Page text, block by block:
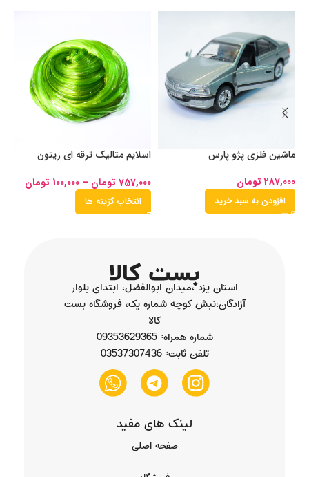
ماشین فلزی پژو پارس
287,000 تومان
افزودن به سبد خرید
اسلایم متالیک ترقه ای زیتون
757,000 تومان –
100,000 تومان
انتخاب گزینه ها
استان یزد ،میدان ابوالفضل، ابتدای بلوار
آزادگان،نبش کوچه شماره یک، فروشگاه بست
کالا
شماره همراه: 09353629365
تلفن ثابت: 03537307436
لینک های مفید
صفحه اصلی